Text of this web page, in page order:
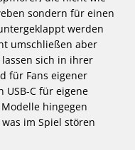
sondern für einen
werden
umschließen aber
sich in ihrer
für Fans eigener
USB-C für eigene
hingegen
im Spiel stören